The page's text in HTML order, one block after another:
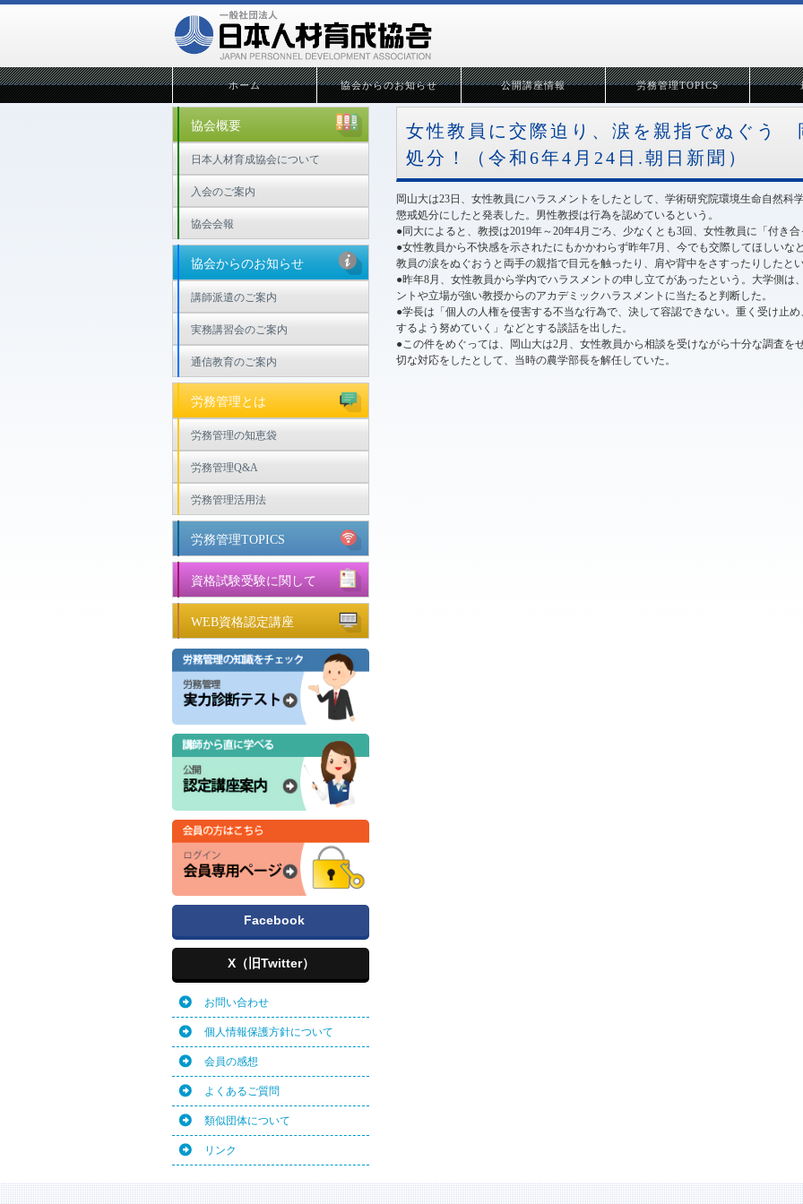
ホーム 協会からのお知らせ 公開講座情報 労務管理TOPICS
女性教員に交際迫り、涙を親指でぬぐう
処分！（令和6年4月24日.朝日新聞）
岡山大は23日、女性教員にハラスメントをしたとして、学術研究院環境生命自然科
懲戒処分にしたと発表した。男性教授は行為を認めているという。
●同大によると、教授は2019年～20年4月ごろ、少なくとも3回、女性教員に「付き合
●女性教員から不快感を示されたにもかかわらず昨年7月、今でも交際してほしいな
教員の涙をぬぐおうと両手の親指で目元を触ったり、肩や背中をさすったりしたとい
●昨年8月、女性教員から学内でハラスメントの申し立てがあったという。大学側は
ントや立場が強い教授からのアカデミックハラスメントに当たると判断した。
●学長は「個人の人権を侵害する不当な行為で、決して容認できない。重く受け止
するよう努めていく」などとする談話を出した。
●この件をめぐっては、岡山大は2月、女性教員から相談を受けながら十分な調査を
切な対応をしたとして、当時の農学部長を解任していた。
協会概要
日本人材育成協会について
入会のご案内
協会会報
協会からのお知らせ
講師派遣のご案内
実務講習会のご案内
通信教育のご案内
労務管理とは
労務管理の知恵袋
労務管理Q&A
労務管理活用法
労務管理TOPICS
資格試験受験に関して
WEB資格認定講座
Facebook
X（旧Twitter）
お問い合わせ
個人情報保護方針について
会員の感想
よくあるご質問
類似団体について
リンク